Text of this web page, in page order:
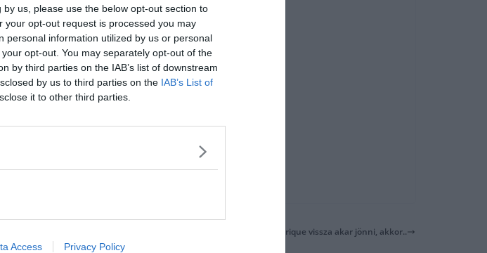
us, please use the below opt-out section to
opt-out request is processed you may
personal information utilized by us or personal
opt-out. You may separately opt-out of the
by third parties on the IAB’s list of downstream
by us to third parties on the IAB’s List of
it to other third parties.
Access Privacy Policy
új generációja.”
azt adhatjuk a focinak, mint ők.”
Moreno: Ha Luis Enrique vissza akar jönni, akkor..